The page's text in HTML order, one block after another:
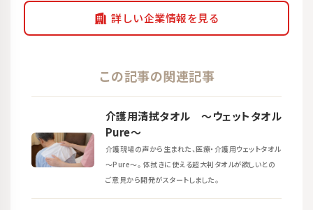
詳しい企業情報を見る
この記事の関連記事
介護用清拭タオル ～ウェットタオル
Pure～
介護現場の声から生まれた、医療・介護用ウェットタオル
～Pure～。 体拭きに使える超大判タオルが欲しいとの
ご意見から開発がスタートしました。